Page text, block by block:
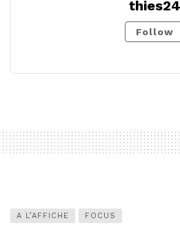
thies24
Follow
A L’AFFICHE FOCUS